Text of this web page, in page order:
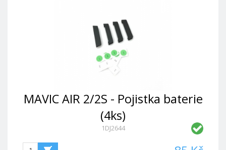
MAVIC AIR 2/2S - Pojistka baterie
(4ks)
1DJ2644